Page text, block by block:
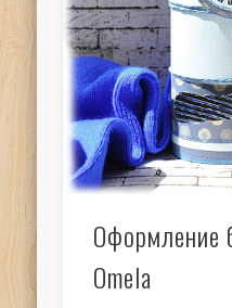
Оформление
Omela